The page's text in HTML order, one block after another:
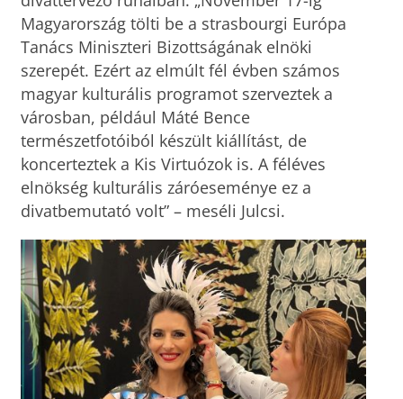
Magyarország tölti be a strasbourgi Európa
Tanács Miniszteri Bizottságának elnöki
szerepét. Ezért az elmúlt fél évben számos
magyar kulturális programot szerveztek a
városban, például Máté Bence
természetfotóiból készült kiállítást, de
koncerteztek a Kis Virtuózok is. A féléves
elnökség kulturális záróeseménye ez a
divatbemutató volt” – meséli Julcsi.